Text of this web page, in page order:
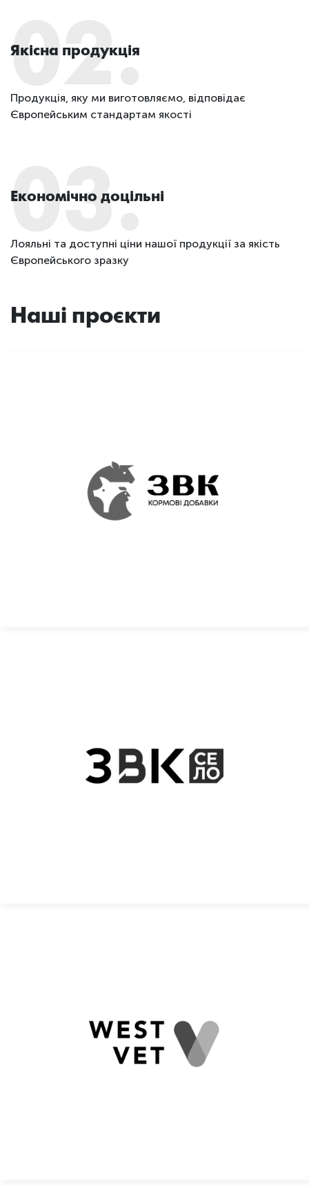
02.
Якісна продукція
Продукція, яку ми виготовляємо, відповідає
Європейським стандартам якості
03.
Економічно доцільні
Лояльні та доступні ціни нашої продукції за якість
Європейського зразку
Наші проєкти